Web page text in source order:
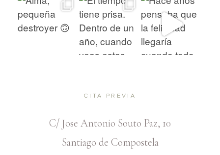
CITA PREVIA
C/ Jose Antonio Souto Paz, 10
Santiago de Compostela